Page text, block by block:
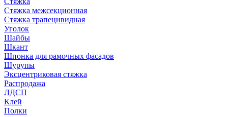
Стяжка межсекционная
Стяжка трапецивидная
Уголок
Шайбы
Шкант
Шпонка для рамочных фасадов
Шурупы
Эксцентриковая стяжка
Распродажа
ЛДСП
Клей
Полки